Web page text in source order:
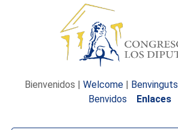
Bienvenidos | Welcome | Benvinguts
Benvidos
Enlaces